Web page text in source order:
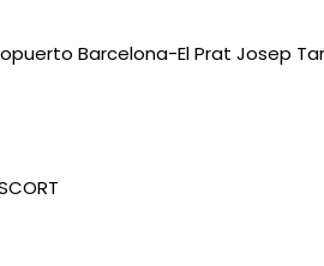
Barcelona-El Prat Josep